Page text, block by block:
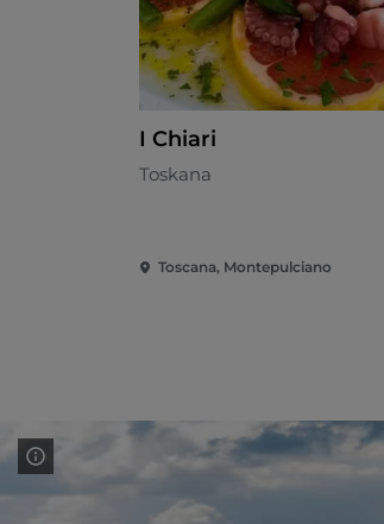
I Chiari
Toskana
Toscana, Montepulciano